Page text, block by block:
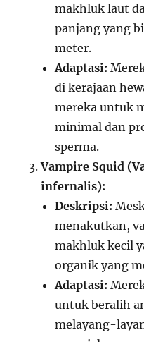
makhluk laut
panjang yang
meter.
Adaptasi:
di kerajaan
mereka untuk
minimal dan
sperma.
Vampire Squid
infernalis):
Deskripsi:
menakutkan,
makhluk kecil
organik yang
Adaptasi:
untuk beralih
melayang-